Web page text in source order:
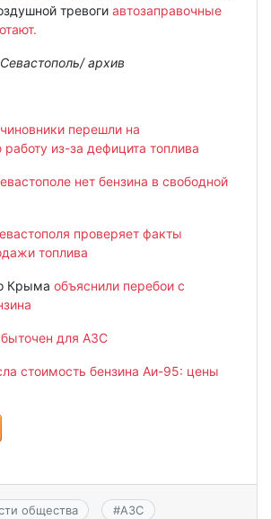
тревоги автозаправочные
архив
перешли на
из-за дефицита топлива
нет бензина в свободной
проверяет факты
топлива
Крыма объяснили перебои с
для АЗС
стоимость бензина Аи-95: цены
общества #АЗС